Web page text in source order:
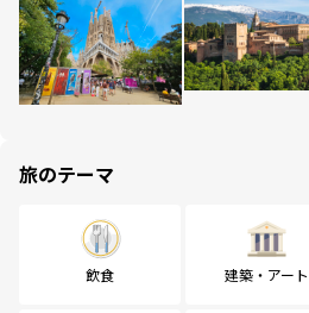
旅のテーマ
飲食 建築・アート